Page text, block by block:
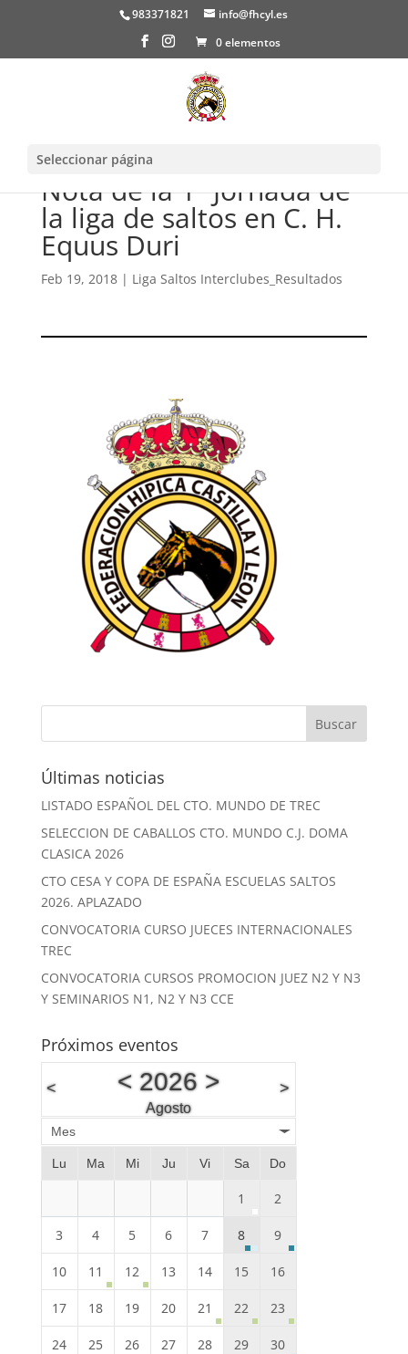
983371821
info@fhcyl.es
0 elementos
Seleccionar página
Nota de la 1ª Jornada de
la liga de saltos en C. H.
Equus Duri
Feb 19, 2018| Liga Saltos Interclubes_Resultados
Últimas noticias
LISTADO ESPAÑOL DEL CTO. MUNDO DE TREC
SELECCION DE CABALLOS CTO. MUNDO C.J. DOMA
CLASICA 2026
CTO CESA Y COPA DE ESPAÑA ESCUELAS SALTOS
2026. APLAZADO
CONVOCATORIA CURSO JUECES INTERNACIONALES
TREC
CONVOCATORIA CURSOS PROMOCION JUEZ N2 Y N3
Y SEMINARIOS N1, N2 Y N3 CCE
Próximos eventos
< < 2026>
Agosto
>
Mes
Lu Ma Mi Ju Vi Sa Do
1 2
3 4 5 6 7 8 9
10 11 12 13 14 15 16
17 18 19 20 21 22 23
24 25 26 27 28 29 30